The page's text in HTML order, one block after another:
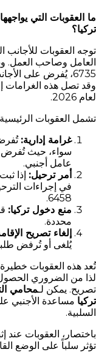
ما العقوبات التي
تركيا؟
توجه العقوبات
العامل وصاحب العمل.
6735، يُفرض على
وقد تصل هذه الغرامات
لعام 2026.
تشمل العقوبات
غرامة إدارية:
سواء، حيث
عامل أجنبي.
أمر ترحيل: إذا
في إجراءات
6458.
منع دخول تركيا:
محددة.
إلغاء تصريح
يُلغى أو تُرفض
تُعد هذه العقوبات خطيرة
لذا من الضروري
تصريح. يمكن لـمحامي
تركيا مساعدة الأجنبي
السلبية.
باختصار، العقوبات عند
تؤثر سلباً على الوضع